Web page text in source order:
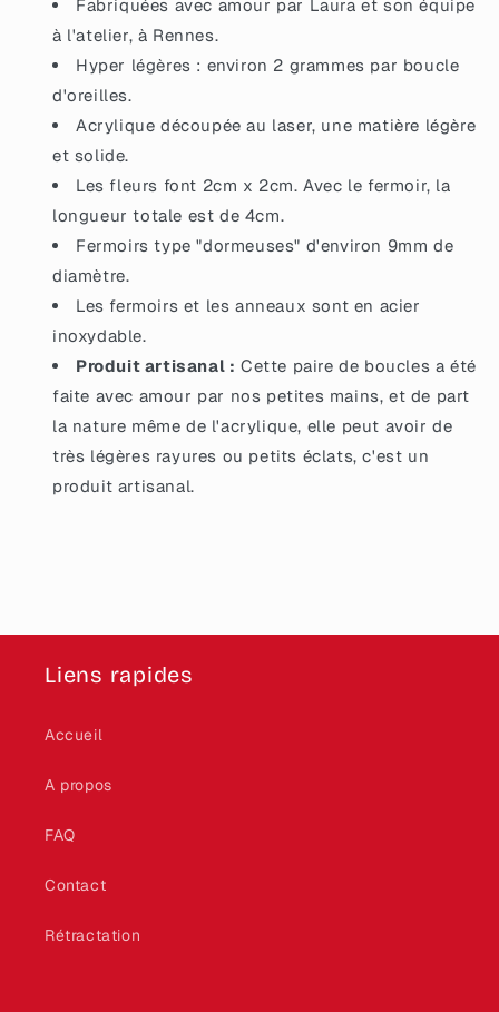
coeurs
coeurs
Fabriquées avec amour par Laura et son équipe
à l'atelier, à Rennes.
Hyper légères : environ 2 grammes par boucle
d'oreilles.
Acrylique découpée au laser, une matière légère
et solide.
Les fleurs font 2cm x 2cm. Avec le fermoir, la
longueur totale est de 4cm.
Fermoirs type "dormeuses" d'environ 9mm de
diamètre.
Les fermoirs et les anneaux sont en acier
inoxydable.
Produit artisanal : Cette paire de boucles a été
faite avec amour par nos petites mains, et de part
la nature même de l'acrylique, elle peut avoir de
très légères rayures ou petits éclats, c'est un
produit artisanal.
Liens rapides
Accueil
A propos
FAQ
Contact
Rétractation